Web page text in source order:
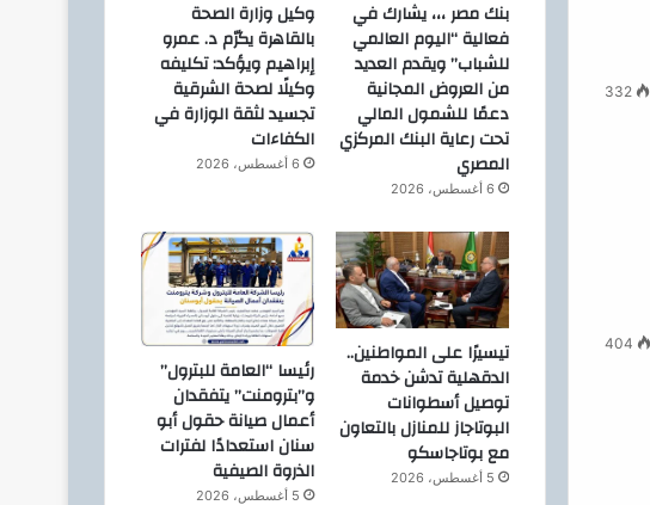
332
404
بنك مصر ،،، يشارك في
فعالية “اليوم العالمي
للشباب” ويقدم العديد
من العروض المجانية
دعمًا للشمول المالي
تحت رعاية البنك المركزي
المصري
6 أغسطس، 2026
وكيل وزارة الصحة
بالقاهرة يكرّم د. عمرو
إبراهيم ويؤكد: تكليفه
وكيلًا لصحة الشرقية
تجسيد لثقة الوزارة في
الكفاءات
6 أغسطس، 2026
تيسيرًا على المواطنين..
الدقهلية تدشن خدمة
توصيل أسطوانات
البوتاجاز للمنازل بالتعاون
مع بوتاجاسكو
5 أغسطس، 2026
رئيسا “العامة للبترول”
و”بترومنت” يتفقدان
أعمال صيانة حقول أبو
سنان استعدادًا لفترات
الذروة الصيفية
5 أغسطس، 2026